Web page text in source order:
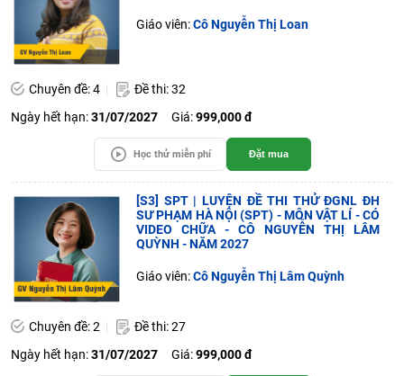
Giáo viên:Cô Nguyễn Thị Loan
Chuyên đề: 4
Đề thi: 32
Ngày hết hạn:31/07/2027 Giá:999,000 đ
Học thử miễn phí Đặt mua
[S3] SPT | LUYỆN ĐỀ THI THỬ ĐGNL ĐH
SƯ PHẠM HÀ NỘI (SPT) - MÔN VẬT LÍ - CÓ
VIDEO CHỮA - CÔ NGUYỄN THỊ LÂM
QUỲNH - NĂM 2027
Giáo viên:Cô Nguyễn Thị Lâm Quỳnh
Chuyên đề: 2
Đề thi: 27
Ngày hết hạn:31/07/2027 Giá:999,000 đ